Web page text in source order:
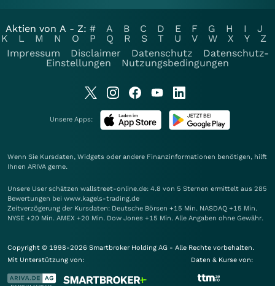
Aktien von A - Z: # A B C D E F G H I
J
K
L M N O P Q R S T U V W X Y
Z
Impressum
Disclaimer Datenschutz
Datenschutz-
Einstellungen
Nutzungsbedingungen
Unsere Apps:
Wenn Sie Kursdaten, Widgets oder andere Finanzinformationen benötigen, hilft
Ihnen ARIVA gerne.
Unsere User schätzen wallstreet-online.de: 4.8 von 5 Sternen ermittelt aus 285
Bewertungen bei www.kagels-trading.de
Zeitverzögerung der Kursdaten: Deutsche Börsen +15 Min. NASDAQ +15 Min.
NYSE +20 Min. AMEX +20 Min. Dow Jones +15 Min. Alle Angaben ohne Gewähr.
Copyright © 1998-2026 Smartbroker Holding AG - Alle Rechte vorbehalten.
Mit Unterstützung von:
Daten & Kurse von: